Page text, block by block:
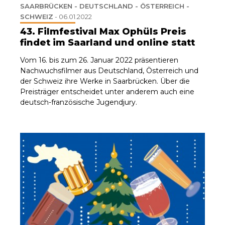
SAARBRÜCKEN - DEUTSCHLAND - ÖSTERREICH -
SCHWEIZ - 06.01.2022
43. Filmfestival Max Ophüls Preis
findet im Saarland und online statt
Vom 16. bis zum 26. Januar 2022 präsentieren
Nachwuchsfilmer aus Deutschland, Österreich und
der Schweiz ihre Werke in Saarbrücken. Über die
Preisträger entscheidet unter anderem auch eine
deutsch-französische Jugendjury.